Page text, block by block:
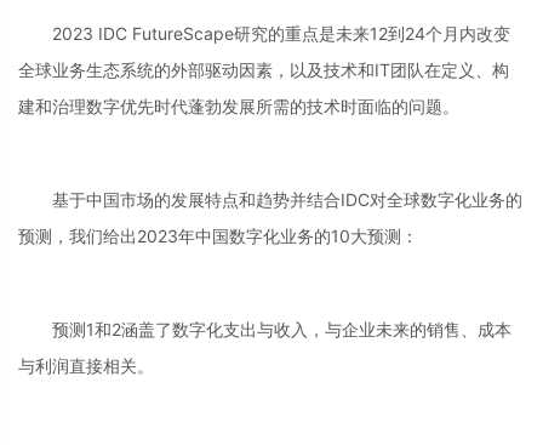
2023 IDC FutureScape研究的重点是未来12到24个月内改变
全球业务生态系统的外部驱动因素，以及技术和IT团队在定义、构
建和治理数字优先时代蓬勃发展所需的技术时面临的问题。
基于中国市场的发展特点和趋势并结合IDC对全球数字化业务的
预测，我们给出2023年中国数字化业务的10大预测：
预测1和2涵盖了数字化支出与收入，与企业未来的销售、成本
与利润直接相关。